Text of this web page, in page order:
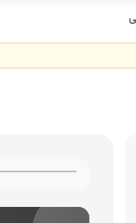
تستر نان